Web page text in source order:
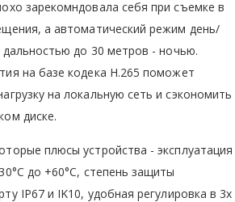
зарекомндовала себя при съемке в
а автоматический режим день/
до 30 метров - ночью.
на базе кодека Н.265 поможет
на локальную сеть и сэкономить
диске.
плюсы устройства - эксплуатация
до +60°C, степень защиты
IP67 и IK10, удобная регулировка в 3х